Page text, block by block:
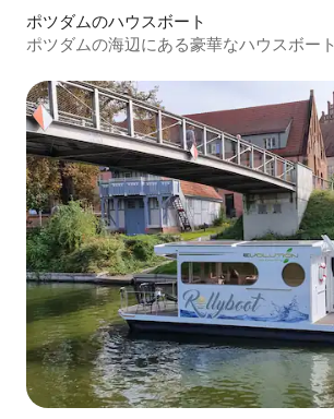
ポツダムのハウスボート
ポツダムの海辺にある豪華なハウスボート